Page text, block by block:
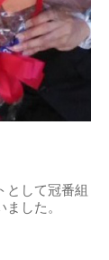
として冠番組
した。